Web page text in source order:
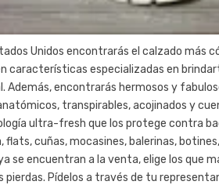
Unidos encontrarás el calzado más
características especializadas en
Además, encontrarás hermosos y
transpirables, acojinados y
ultra-fresh que los protege contra
cuñas, mocasines, balerinas,
se encuentran a la venta, elige los que
pierdas. Pídelos a través de tu